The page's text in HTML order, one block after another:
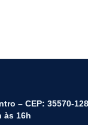
– CEP: 35570-128
às 16h